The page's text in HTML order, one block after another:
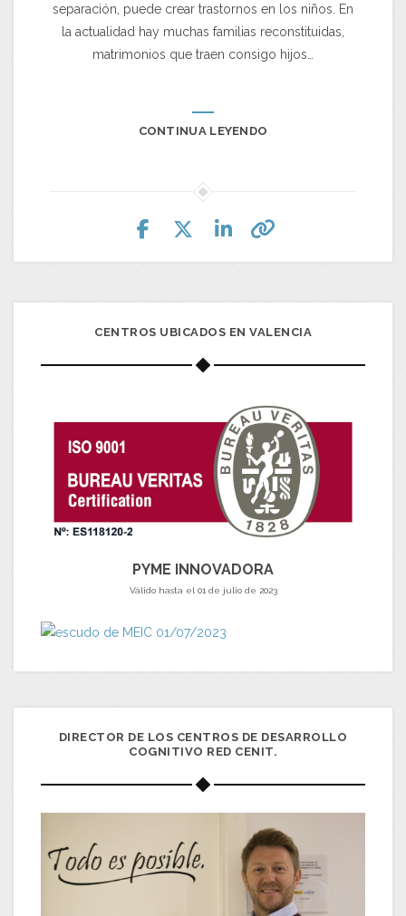
separación, puede crear trastornos en los niños. En
la actualidad hay muchas familias reconstituidas,
matrimonios que traen consigo hijos…
CONTINUA LEYENDO
CENTROS UBICADOS EN VALENCIA
PYME INNOVADORA
Válido hasta el 01 de julio de 2023
DIRECTOR DE LOS CENTROS DE DESARROLLO
COGNITIVO RED CENIT.